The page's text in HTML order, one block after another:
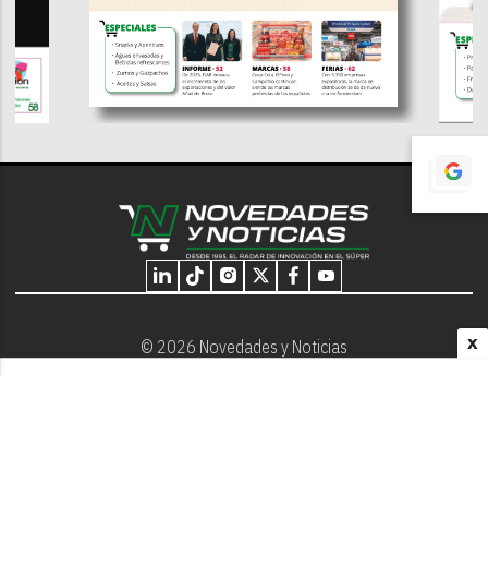
X
© 2026 Novedades y Noticias